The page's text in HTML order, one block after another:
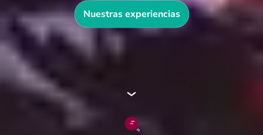
Nuestras experiencias